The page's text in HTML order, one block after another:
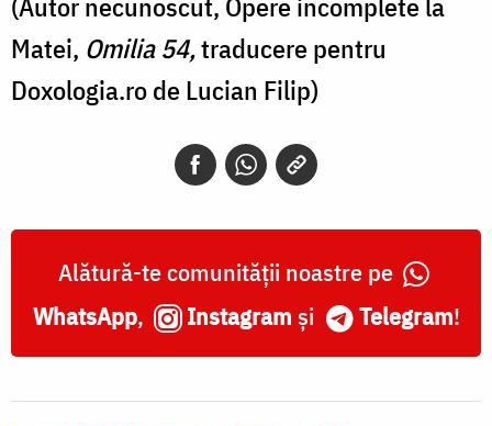
Matei, Omilia 54,traducere pentru
Doxologia.ro de Lucian Filip)
Alătură-te comunității noastre pe
WhatsApp, Instagram și Telegram!